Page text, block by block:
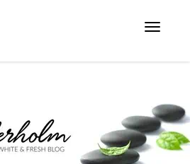
Avaa
valikko